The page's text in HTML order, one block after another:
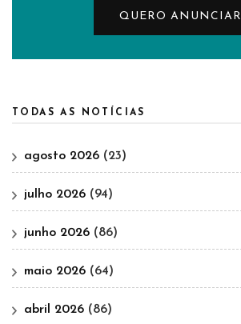
QUERO ANUNCIAR
TODAS AS NOTÍCIAS
agosto 2026 (23)
julho 2026 (94)
junho 2026 (86)
maio 2026 (64)
abril 2026 (86)